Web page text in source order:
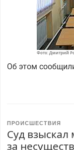
Фото: Дмитрий
Об этом
ПРОИСШЕСТВИЯ
Суд взыскал
за